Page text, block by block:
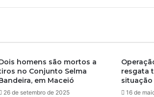
homens são mortos a
no Conjunto Selma
em Maceió
26 de setembro de 2025
resgata
16 de